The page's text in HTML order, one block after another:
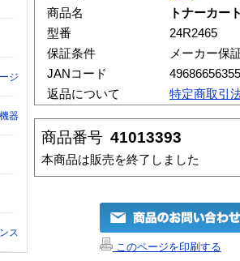
商品名
トナーカー
型番
24R2465
保証条件
メーカー保
JANコード
返品について
特定商取引
商品番号 41013393
本商品は販売を終了しました
このページを印刷する
ジ
器
ス